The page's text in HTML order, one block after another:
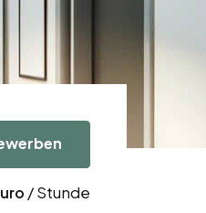
/ Stunde